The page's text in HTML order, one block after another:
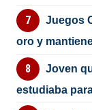
Juegos
oro y
Joven
estudiaba